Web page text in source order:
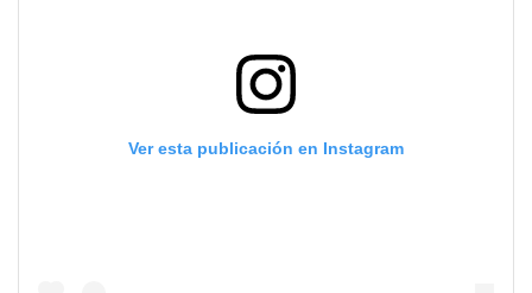
Ver esta publicación en Instagram